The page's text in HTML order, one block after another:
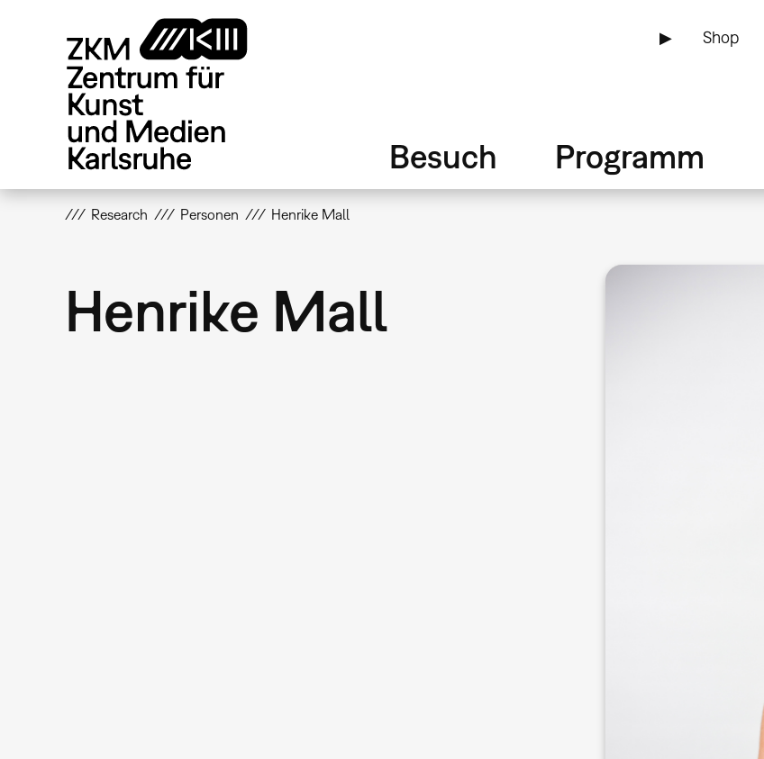
▶ Shop
Besuch Programm
Research Personen Henrike Mall
Henrike Mall